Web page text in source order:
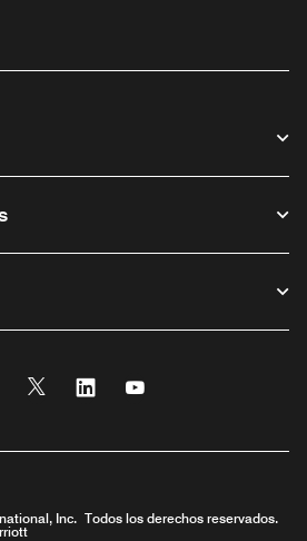
ventana nueva
Instagram
una ventana nueva
Twitter
Abre una ventana nueva
Linkedin
Abre una ventana nueva
Abre una ventana
Inc. Todos los derechos reservados.